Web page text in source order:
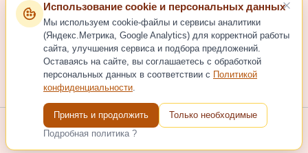
Каталог
Входные двери
Межкомнатные двери
Фурнитура для дверей
Использование cookie и персональных данных
Мы используем cookie-файлы и сервисы аналитики
(Яндекс.Метрика, Google Analytics) для корректной работы
сайта, улучшения сервиса и подбора предложений.
Оставаясь на сайте, вы соглашаетесь с обработкой
персональных данных в соответствии с
Политикой
конфиденциальности.
Принять и продолжить
Только необходимые
Подробная политика ?